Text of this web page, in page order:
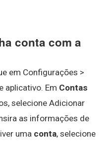
conta com a
em Configurações >
aplicativo. Em Contas
selecione Adicionar
as informações de
uma conta, selecione